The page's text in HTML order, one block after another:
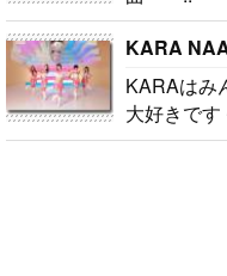
KARA
KARAはみ
大好きで
ります///私
マンネ並